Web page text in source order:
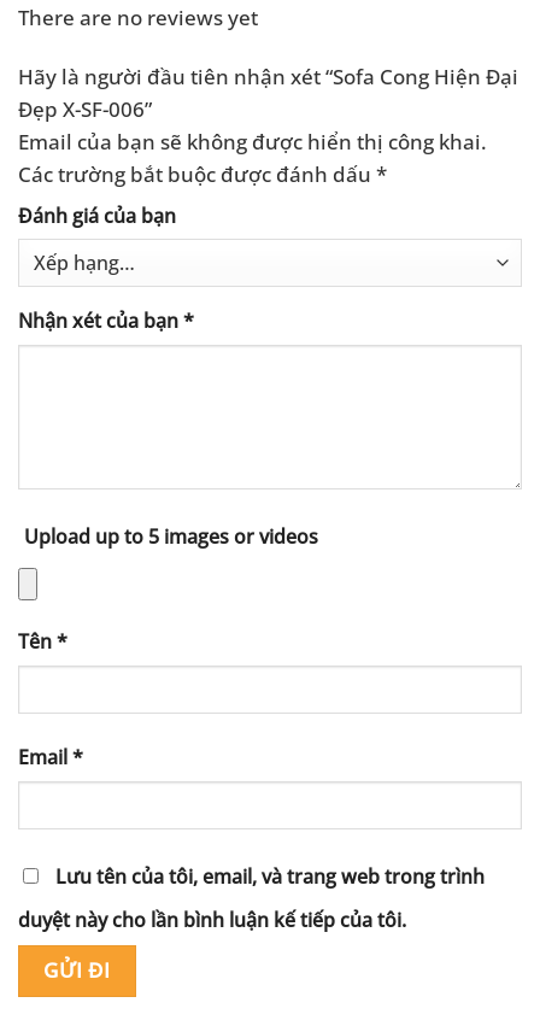
There are no reviews yet
Hãy là người đầu tiên nhận xét “Sofa Cong Hiện Đại
Đẹp X-SF-006”
Email của bạn sẽ không được hiển thị công khai.
Các trường bắt buộc được đánh dấu *
Đánh giá của bạn
Nhận xét của bạn*
Upload up to 5 images or videos
Tên*
Email*
Lưu tên của tôi, email, và trang web trong trình
duyệt này cho lần bình luận kế tiếp của tôi.